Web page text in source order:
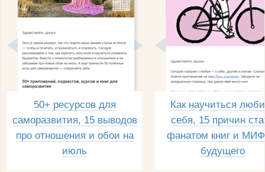
50+ ресурсов для
саморазвития, 15 выводов
про отношения и обои на
июль
Как научиться
себя, 15 причин
фанатом книг и
будущего